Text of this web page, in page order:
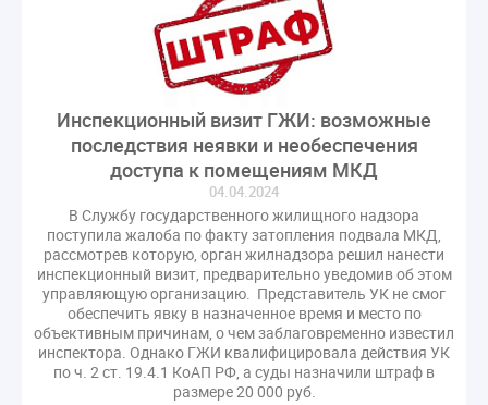
Инспекционный визит ГЖИ: возможные
последствия неявки и необеспечения
доступа к помещениям МКД
04.04.2024
В Службу государственного жилищного надзора
поступила жалоба по факту затопления подвала МКД,
рассмотрев которую, орган жилнадзора решил нанести
инспекционный визит, предварительно уведомив об этом
управляющую организацию. Представитель УК не смог
обеспечить явку в назначенное время и место по
объективным причинам, о чем заблаговременно известил
инспектора. Однако ГЖИ квалифицировала действия УК
по ч. 2 ст. 19.4.1 КоАП РФ, а суды назначили штраф в
размере 20 000 руб.